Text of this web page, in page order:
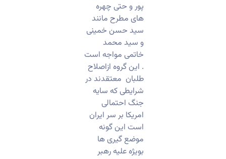
پور و حتی چهره
های مطرح مانند
سید حسن خمینی
و سید محمد
خاتمی مواجه است
. این گروه ازاصلاح
طلبان معتقدند در
شرایطی که سایه
جنگ احتمالی
امریکا بر سر ایران
است این گونه
موضع گیری ها
بویژه علیه رهبر